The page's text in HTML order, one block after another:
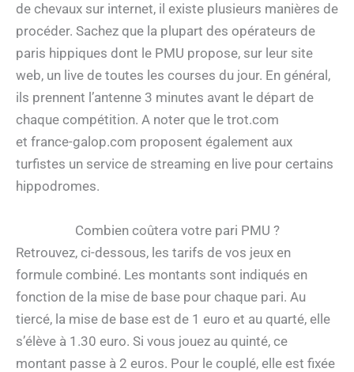
de chevaux sur internet, il existe plusieurs manières de
procéder. Sachez que la plupart des opérateurs de
paris hippiques dont le PMU propose, sur leur site
web, un live de toutes les courses du jour. En général,
ils prennent l’antenne 3 minutes avant le départ de
chaque compétition. A noter que le trot.com
et france-galop.com proposent également aux
turfistes un service de streaming en live pour certains
hippodromes.
Combien coûtera votre pari PMU ?
Retrouvez, ci-dessous, les tarifs de vos jeux en
formule combiné. Les montants sont indiqués en
fonction de la mise de base pour chaque pari. Au
tiercé, la mise de base est de 1 euro et au quarté, elle
s’élève à 1.30 euro. Si vous jouez au quinté, ce
montant passe à 2 euros. Pour le couplé, elle est fixée